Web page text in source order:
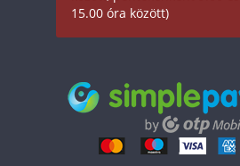
15.00 óra között)